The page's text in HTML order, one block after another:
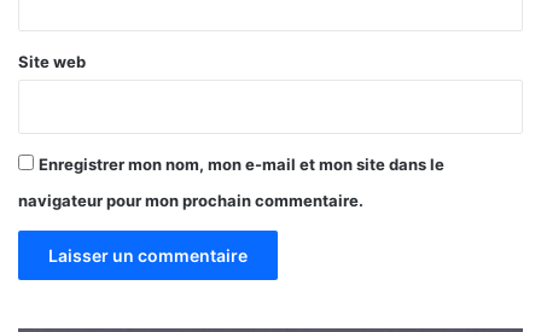
Site web
Enregistrer mon nom, mon e-mail et mon site dans le
navigateur pour mon prochain commentaire.